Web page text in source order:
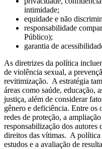
intimidade;
equidade e não
responsabilidade
Público);
garantia de
As diretrizes da política
de violência sexual, a
revitimização. A estratégia
áreas como saúde, educação,
justiça, além de considerar
gênero e deficiência. Entre os
redes de proteção, a
responsabilização dos autores
direitos das vítimas. A
estudos e a avaliação de